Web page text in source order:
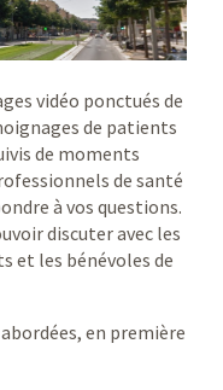
vidéo ponctués de
de patients
de moments
de santé
à vos questions.
discuter avec les
et les bénévoles de
en première